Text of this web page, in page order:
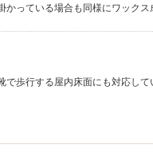
かっている場合も同様にワックス
で歩行する屋内床面にも対応し